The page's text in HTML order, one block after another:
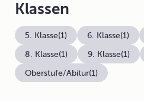
Klassen
5. Klasse(1) 6. Klasse(1)
8. Klasse(1) 9. Klasse(1)
Oberstufe/Abitur(1)